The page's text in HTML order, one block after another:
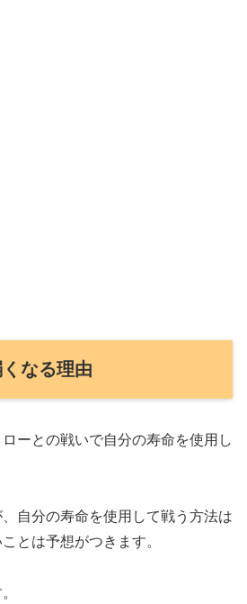
なる理由
ーとの戦いで自分の寿命を使用し
自分の寿命を使用して戦う方法は
とは予想がつきます。